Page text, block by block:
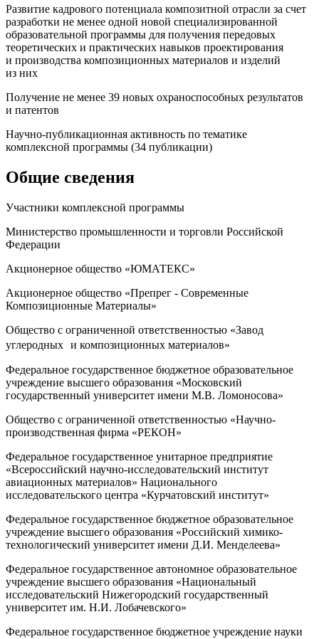
Развитие кадрового потенциала композитной отрасли за счет
разработки не менее одной новой специализированной
образовательной программы для получения передовых
теоретических и практических навыков проектирования
и производства композиционных материалов и изделий
из них
Получение не менее 39 новых охраноспособных результатов
и патентов
Научно-публикационная активность по тематике
комплексной программы (34 публикации)
Общие сведения
Участники комплексной программы
Министерство промышленности и торговли Российской
Федерации
Акционерное общество «ЮМАТЕКС»
Акционерное общество «Препрег - Современные
Композиционные Материалы»
Общество с ограниченной ответственностью «Завод
углеродных и композиционных материалов»
Федеральное государственное бюджетное образовательное
учреждение высшего образования «Московский
государственный университет имени М.В. Ломоносова»
Общество с ограниченной ответственностью «Научно-
производственная фирма «РЕКОН»
Федеральное государственное унитарное предприятие
«Всероссийский научно-исследовательский институт
авиационных материалов» Национального
исследовательского центра «Курчатовский институт»
Федеральное государственное бюджетное образовательное
учреждение высшего образования «Российский химико-
технологический университет имени Д.И. Менделеева»
Федеральное государственное автономное образовательное
учреждение высшего образования «Национальный
исследовательский Нижегородский государственный
университет им. Н.И. Лобачевского»
Федеральное государственное бюджетное учреждение науки